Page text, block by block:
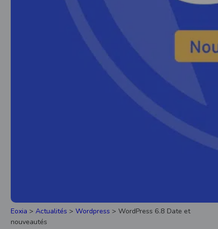
Eoxia >Actualités >Wordpress > WordPress 6.8 Date et
nouveautés